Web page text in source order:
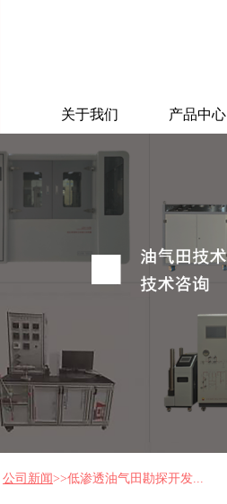
关于我们 产品中心
公司新闻>>低渗透油气田勘探开发...